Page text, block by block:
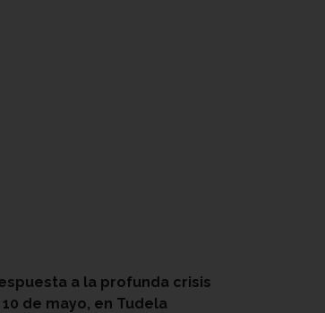
a la profunda crisis
de mayo, en Tudela